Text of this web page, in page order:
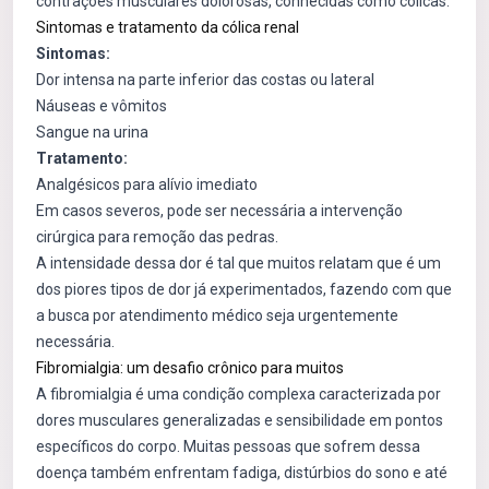
Sintomas e tratamento da cólica renal
Sintomas:
Dor intensa na parte inferior das costas ou lateral
Náuseas e vômitos
Sangue na urina
Tratamento:
Analgésicos para alívio imediato
Em casos severos, pode ser necessária a intervenção
cirúrgica para remoção das pedras.
A intensidade dessa dor é tal que muitos relatam que é um
dos piores tipos de dor já experimentados, fazendo com que
a busca por atendimento médico seja urgentemente
necessária.
Fibromialgia: um desafio crônico para muitos
A fibromialgia é uma condição complexa caracterizada por
dores musculares generalizadas e sensibilidade em pontos
específicos do corpo. Muitas pessoas que sofrem dessa
doença também enfrentam fadiga, distúrbios do sono e até